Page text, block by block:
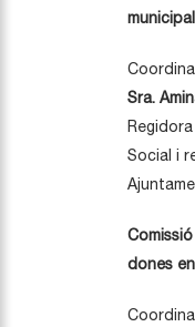
Sra.
Social i
dones